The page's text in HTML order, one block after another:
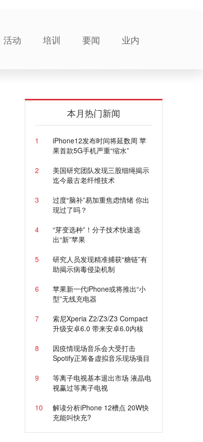
活动 培训 要闻 业内
本月热门新闻
1
iPhone12发布时间将延数周 苹
果首款5G手机严重“缩水”
2
美国研究团队发现三股细绳揭示
迄今最古老纤维技术
3
过度“脑补”易加重焦虑情绪 你出
现过了吗？
4
“芽变选种”！分子技术快速选
出“新”苹果
5
研究人员发现精准捕获“糖链”有
助揭示病毒侵染机制
6
苹果新一代iPhone或将推出“小
型”无线充电器
7
索尼Xperia Z2/Z3/Z3 Compact
升级安卓6.0 带来安卓6.0内核
8
因疫情现场音乐会大受打击
Spotify正筹备虚拟音乐现场项目
9
等离子电视基本退出市场 液晶电
视赢过等离子电视
10
解读分析iPhone 12槽点 20W快
充能叫快充?